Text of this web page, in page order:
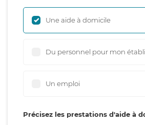
Une aide à domicile
Du personnel pour mon
Un emploi
Précisez les prestations d'aide à